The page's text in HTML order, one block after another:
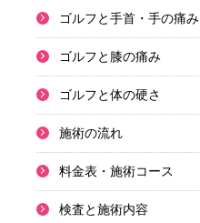
ゴルフと手首・手の痛み
ゴルフと膝の痛み
ゴルフと体の硬さ
施術の流れ
料金表・施術コース
検査と施術内容